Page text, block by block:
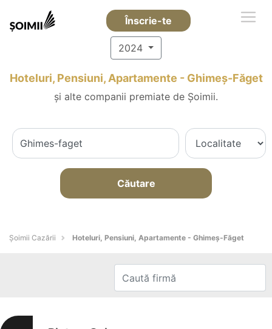
Înscrie-te
2024
Hoteluri, Pensiuni, Apartamente - Ghimeş-Făget
și alte companii premiate de Șoimii.
Căutare
Șoimii Cazării Hoteluri, Pensiuni, Apartamente - Ghimeş-Făget